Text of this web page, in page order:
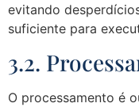
evitando
suficiente para
3.2.
O processamento é